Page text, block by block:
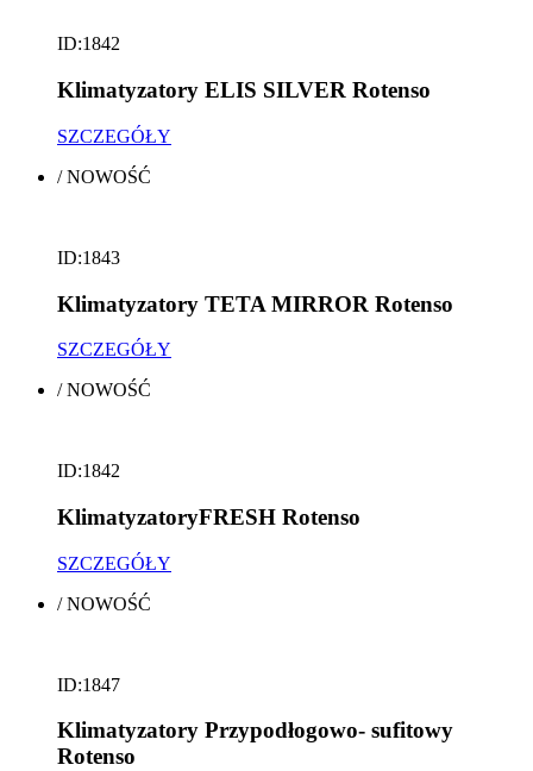
ID:1842
Klimatyzatory ELIS SILVER Rotenso
SZCZEGÓŁY
/NOWOŚĆ
ID:1843
Klimatyzatory TETA MIRROR Rotenso
SZCZEGÓŁY
/NOWOŚĆ
ID:1842
KlimatyzatoryFRESH Rotenso
SZCZEGÓŁY
/NOWOŚĆ
ID:1847
Klimatyzatory Przypodłogowo- sufitowy
Rotenso